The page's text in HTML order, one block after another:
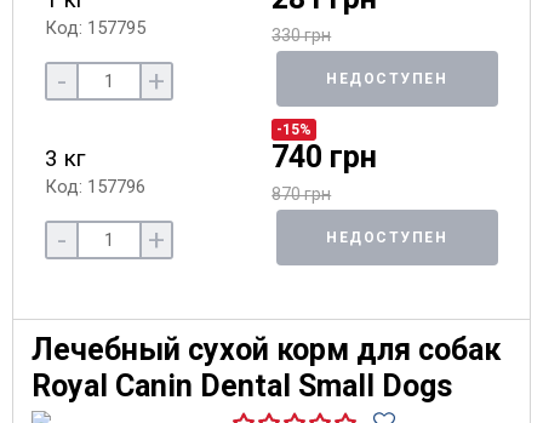
Код: 157795 330 грн
- + НЕДОСТУПЕН
3 кг
Код: 157796
-15%
740 грн
870 грн
- + НЕДОСТУПЕН
Лечебный сухой корм для собак
Royal Canin Dental Small Dogs